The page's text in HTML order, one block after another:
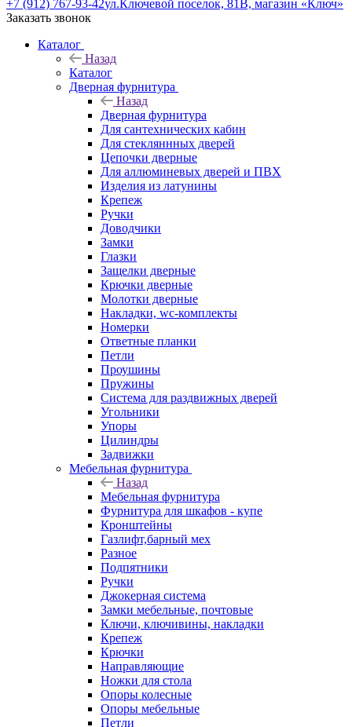
+7 (912) 767-93-42ул.Ключевой поселок, 81В, магазин «Ключ»
Заказать звонок
Каталог
Назад
Каталог
Дверная фурнитура
Назад
Дверная фурнитура
Для сантехнических кабин
Для стекляннных дверей
Цепочки дверные
Для аллюминевых дверей и ПВХ
Изделия из латунины
Крепеж
Ручки
Доводчики
Замки
Глазки
Защелки дверные
Крючки дверные
Молотки дверные
Накладки, wc-комплекты
Номерки
Ответные планки
Петли
Проушины
Пружины
Система для раздвижных дверей
Угольники
Упоры
Цилиндры
Задвижки
Мебельная фурнитура
Назад
Мебельная фурнитура
Фурнитура для шкафов - купе
Кронштейны
Газлифт,барный мех
Разное
Подпятники
Ручки
Джокерная система
Замки мебельные, почтовые
Ключи, ключивины, накладки
Крепеж
Крючки
Направляющие
Ножки для стола
Опоры колесные
Опоры мебельные
Петли